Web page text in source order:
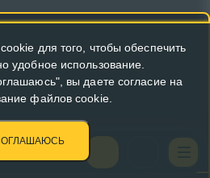
для того, чтобы обеспечить
удобное использование.
вы даете согласие на
файлов cookie.